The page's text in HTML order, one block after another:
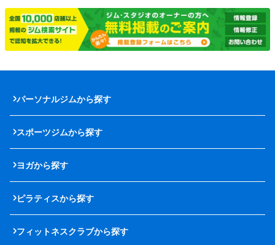
パーソナルジムから探す
スポーツジムから探す
ヨガから探す
ピラティスから探す
フィットネスクラブから探す